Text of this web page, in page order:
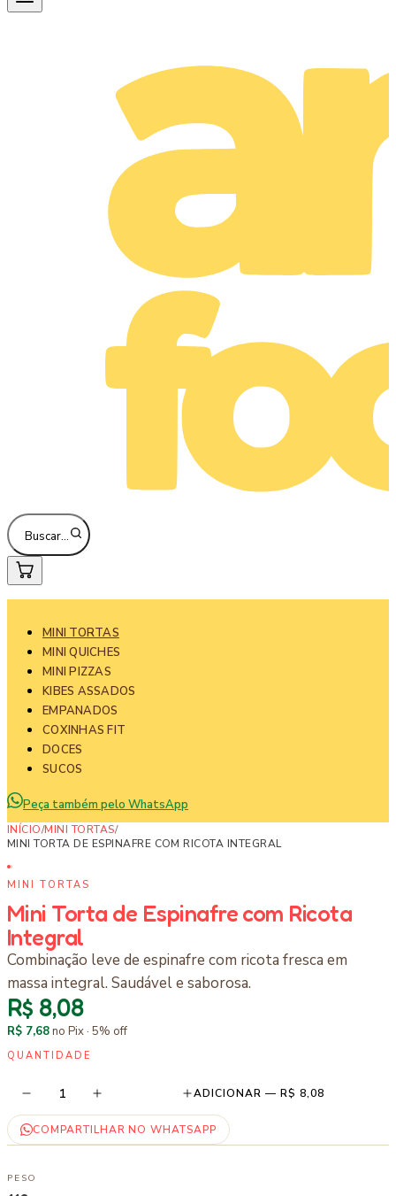
Buscar…
MINI TORTAS
MINI QUICHES
MINI PIZZAS
KIBES ASSADOS
EMPANADOS
COXINHAS FIT
DOCES
SUCOS
Peça também pelo WhatsApp
INÍCIO/MINI TORTAS/
MINI TORTA DE ESPINAFRE COM RICOTA INTEGRAL
MINI TORTAS
Mini Torta de Espinafre com Ricota
Integral
Combinação leve de espinafre com ricota fresca em
massa integral. Saudável e saborosa.
R$ 8,08
R$ 7,68no Pix · 5% off
QUANTIDADE
1 ADICIONAR — R$ 8,08
COMPARTILHAR NO WHATSAPP
PESO